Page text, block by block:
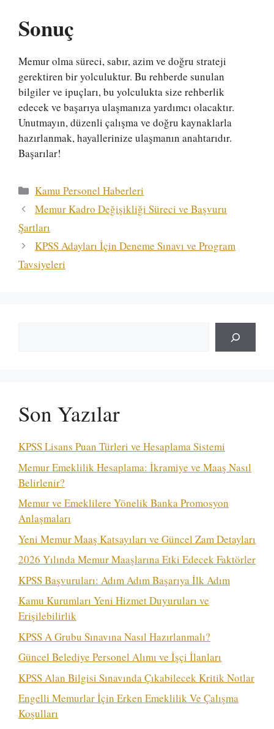
Sonuç
Memur olma süreci, sabır, azim ve doğru strateji
gerektiren bir yolculuktur. Bu rehberde sunulan
bilgiler ve ipuçları, bu yolculukta size rehberlik
edecek ve başarıya ulaşmanıza yardımcı olacaktır.
Unutmayın, düzenli çalışma ve doğru kaynaklarla
hazırlanmak, hayallerinize ulaşmanın anahtarıdır.
Başarılar!
Kategoriler
Kamu Personel Haberleri
Memur Kadro Değişikliği Süreci ve Başvuru
Şartları
KPSS Adayları İçin Deneme Sınavı ve Program
Tavsiyeleri
Son Yazılar
KPSS Lisans Puan Türleri ve Hesaplama Sistemi
Memur Emeklilik Hesaplama: İkramiye ve Maaş Nasıl
Belirlenir?
Memur ve Emeklilere Yönelik Banka Promosyon
Anlaşmaları
Yeni Memur Maaş Katsayıları ve Güncel Zam Detayları
2026 Yılında Memur Maaşlarına Etki Edecek Faktörler
KPSS Başvuruları: Adım Adım Başarıya İlk Adım
Kamu Kurumları Yeni Hizmet Duyuruları ve
Erişilebilirlik
KPSS A Grubu Sınavına Nasıl Hazırlanmalı?
Güncel Belediye Personel Alımı ve İşçi İlanları
KPSS Alan Bilgisi Sınavında Çıkabilecek Kritik Notlar
Engelli Memurlar İçin Erken Emeklilik Ve Çalışma
Koşulları